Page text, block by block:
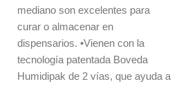
mediano son excelentes para
curar o almacenar en
dispensarios. •Vienen con la
tecnología patentada Boveda
Humidipak de 2 vías, que ayuda a